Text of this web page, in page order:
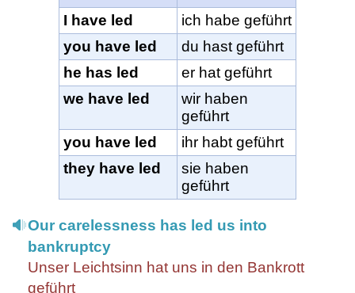
I have led
ich habe geführt
you have led
du hast geführt
he has led
er hat geführt
we have led
wir haben
geführt
you have led
ihr habt geführt
they have led
sie haben
geführt
Our carelessness has led us into
bankruptcy
Unser Leichtsinn hat uns in den Bankrott
geführt